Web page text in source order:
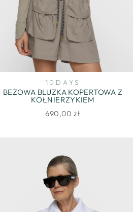
10DAYS
BEŻOWA BLUZKA KOPERTOWA Z
KOŁNIERZYKIEM
690,00 zł